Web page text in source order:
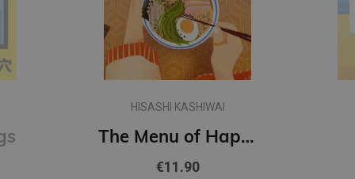
HISASHI KASHIWAI
The Menu of Happiness
€11.90